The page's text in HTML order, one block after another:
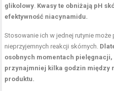
glikolowy Kwasy te obniżają pH
efektywność niacynamidu.
Stosowanie ich w jednej rutynie
nieprzyjemnych reakcji skórnych.
osobnych momentach
przynajmniej kilka godzin między
produktu.